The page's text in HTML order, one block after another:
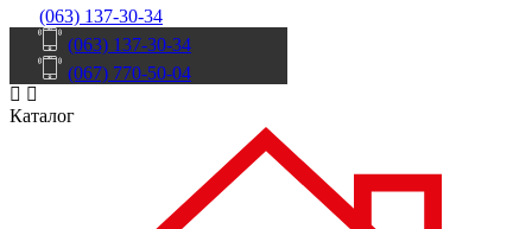
(063) 137-30-34
(063) 137-30-34
(067) 770-50-04
Каталог